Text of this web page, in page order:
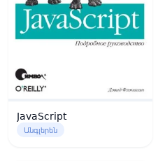
JavaScript
Անգլերեն